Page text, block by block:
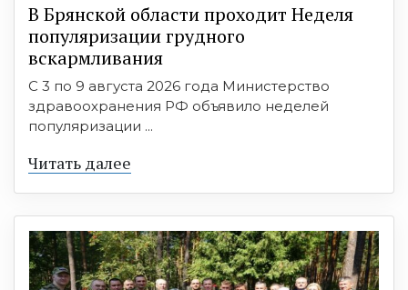
В Брянской области проходит Неделя
популяризации грудного
вскармливания
С 3 по 9 августа 2026 года Министерство
здравоохранения РФ объявило неделей
популяризации ...
Читать далее